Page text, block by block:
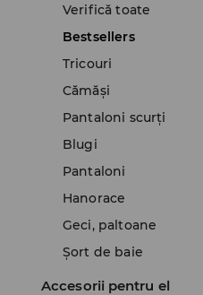
Verifică toate
Bestsellers
Tricouri
Cămăşi
Pantaloni scurţi
Blugi
Pantaloni
Hanorace
Geci, paltoane
Șort de baie
Accesorii pentru el